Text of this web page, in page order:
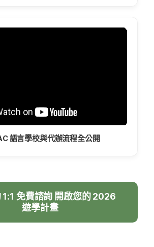
語言學校與代辦流程全公開
1:1 免費諮詢 開啟您的 2026
遊學計畫